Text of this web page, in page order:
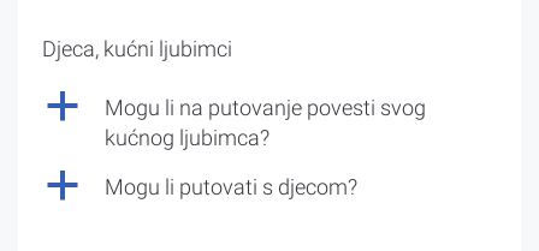
Djeca, kućni ljubimci
a
Mogu li na putovanje povesti svog
kućnog ljubimca?
a Mogu li putovati s djecom?